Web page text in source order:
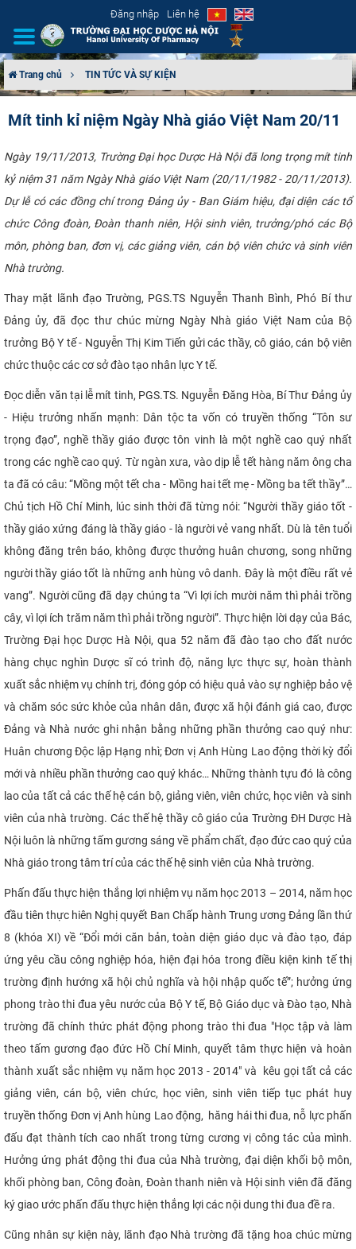
Đăng nhập Liên hệ
TUYỂN SINH
ĐÀO TẠO
ĐẢM BẢO CHẤT LƯỢNG
KHOA HỌC CÔNG NGHỆ
HTQT
CỰU NGƯỜI HỌC
Trang chủ TIN TỨC VÀ SỰ KIỆN
Mít tinh kỉ niệm Ngày Nhà giáo Việt Nam 20/11
Ngày 19/11/2013, Trường Đại học Dược Hà Nội đã long trọng mít tinh
kỷ niệm 31 năm Ngày Nhà giáo Việt Nam (20/11/1982 - 20/11/2013).
Dự lễcó các đồng chí trong Đảng ủy - Ban Giám hiệu, đại diện các tổ
chức Công đoàn, Đoàn thanh niên, Hội sinh viên, trưởng/phó các Bộ
môn, phòng ban, đơn vị, các giảng viên, cán bộ viên chức và sinh viên
Nhà trường.
Thay mặt lãnh đạo Trường, PGS.TS Nguyễn Thanh Bình, Phó Bí thư
Đảng ủy, đã đọc thư chúc mừng Ngày Nhà giáo Việt Nam của Bộ
trưởng Bộ Y tế - Nguyễn Thị Kim Tiến gửi các thầy, cô giáo, cán bộ viên
chức thuộc các cơ sở đào tạo nhân lực Y tế.
Đọc diễn văn tại lễ mít tinh, PGS.TS. Nguyễn Đăng Hòa, Bí Thư Đảng ủy
- Hiệu trưởng nhấn mạnh: Dân tộc ta vốn có truyền thống “Tôn sư
trọng đạo”, nghề thầy giáo được tôn vinh là một nghề cao quý nhất
trong các nghề cao quý. Từ ngàn xưa, vào dịp lễ tết hàng năm ông cha
ta đã có câu: “Mồng một tết cha - Mồng hai tết mẹ - Mồng ba tết thầy”…
Chủ tịch Hồ Chí Minh, lúc sinh thờiđã từng nói: “Người thầy giáo tốt-
thầy giáo xứng đáng là thầy giáo -là người vẻ vang nhất. Dù là tên tuổi
không đăng trên báo, không được thưởng huân chương, song những
người thầy giáo tốt là những anh hùng vô danh. Đây là một điều rất vẻ
vang”. Người cũng đã dạy chúng ta “Vì lợi ích mười năm thì phải trồng
cây, vì lợi ích trăm năm thì phải trồng người”. Thực hiện lời dạy của Bác,
Trường Đại học Dược Hà Nội, qua 52 năm đã đào tạo cho đất nước
hàng chục nghìn Dược sĩ có trình độ, năng lực thực sự, hoàn thành
xuất sắc nhiệm vụ chính trị, đóng góp có hiệu quả vào sự nghiệp bảo vệ
và chăm sóc sức khỏe của nhân dân, được xã hội đánh giá cao, được
Đảng và Nhà nước ghi nhận bằng những phần thưởng cao quý như:
Huân chương Độc lập Hạng nhì; Đơn vị Anh Hùng Lao động thời kỳ đổi
mới và nhiều phần thưởng cao quý khác… Những thành tựu đó là công
lao của tất cả các thế hệ cán bộ, giảng viên, viên chức, học viên và sinh
viên của nhà trường. Các thế hệ thầy cô giáo của Trường ĐH Dược Hà
Nội luôn là những tấm gương sáng về phẩm chất, đạo đức cao quý của
Nhà giáo trong tâm trí của các thế hệ sinh viên của Nhà trường.
Phấn đấu thực hiện thắng lợi nhiệm vụ năm học 2013 – 2014, năm học
đầu tiên thực hiên Nghị quyết Ban Chấp hành Trung ương Đảng lần thứ
8 (khóa XI) về “Đổi mới căn bản, toàn diện giáo dục và đào tạo, đáp
ứng yêu cầu công nghiệp hóa, hiện đại hóa trong điều kiện kinh tế thị
trường định hướng xã hội chủ nghĩa và hội nhập quốc tế”; hưởng ứng
phong trào thi đua yêu nước của Bộ Y tế, Bộ Giáo dục và Đào tạo, Nhà
trường đã chính thức phát động phong trào thi đua "Học tập và làm
theo tấm gương đạo đức Hồ Chí Minh, quyết tâm thực hiện và hoàn
thành xuất sắc nhiệm vụ năm học 2013 - 2014" và kêu gọi tất cả các
giảng viên, cán bộ, viên chức, học viên, sinh viên tiếp tục phát huy
truyền thống Đơn vị Anh hùng Lao động, hăng hái thi đua, nỗ lực phấn
đấu đạt thành tích cao nhất trong từng cương vị công tác của mình.
Hưởng ứng phát động thi đua của Nhà trường, đại diện khối bộ môn,
khối phòng ban, Công đoàn, Đoàn thanh niên và Hội sinh viên đã đăng
ký giao ước phấn đấu thực hiện thắng lợi các nội dung thi đua đề ra.
Cũng nhân sự kiện này, lãnh đạo Nhà trường đã tặng hoa chúc mừng